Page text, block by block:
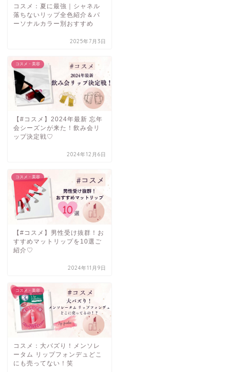
コスメ：夏に最強｜シャネル
落ちないリップ全色紹介＆パ
ーソナルカラー別おすすめ
2025年7月3日
コスメ・美容
【#コスメ】2024年最新 忘年
会シーズンが来た！飲み会リ
ップ決定戦♡
2024年12月6日
コスメ・美容
【#コスメ】男性受け抜群！お
すすめマットリップを10選ご
紹介♡
2024年11月9日
コスメ・美容
コスメ：大バズり！メンソレ
ータム リップフォンデュどこ
にも売ってない！笑